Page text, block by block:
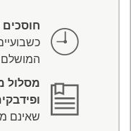
חוסכים
המושלם
מסלול
שאינם